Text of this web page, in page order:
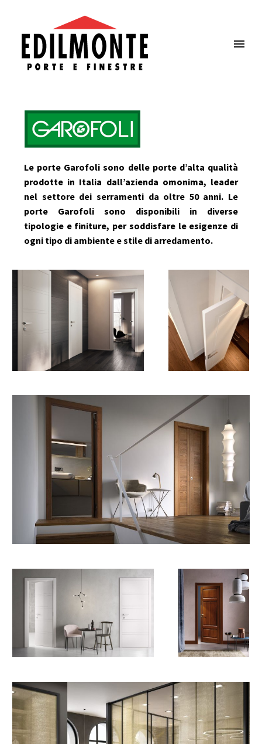
Le porte Garofoli sono delle porte d’alta qualità
prodotte in Italia dall’azienda omonima, leader
nel settore dei serramenti da oltre 50 anni. Le
porte Garofoli sono disponibili in diverse
tipologie e finiture, per soddisfare le esigenze di
ogni tipo di ambiente e stile di arredamento.